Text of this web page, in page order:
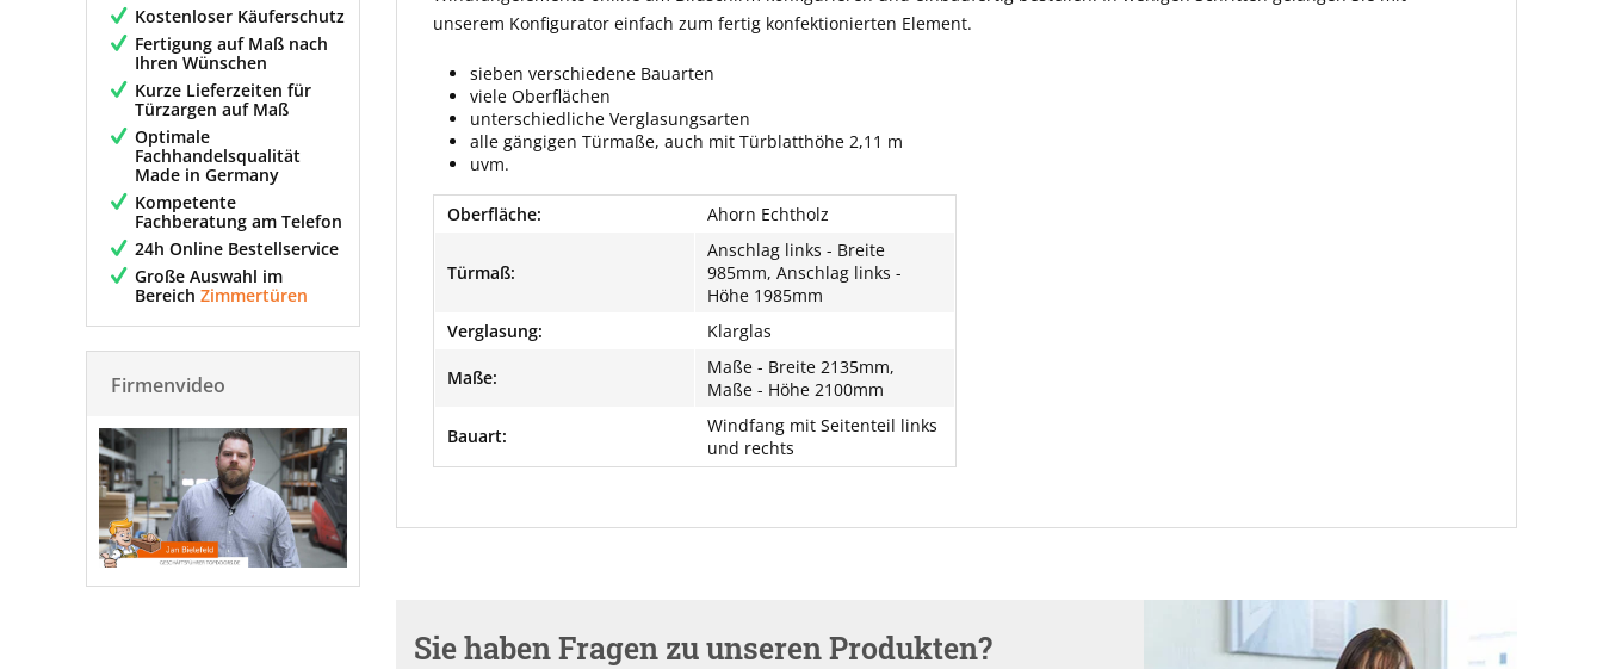
Kostenloser Käuferschutz
Fertigung auf Maß nach
Ihren Wünschen
Kurze Lieferzeiten für
Türzargen auf Maß
Optimale
Fachhandelsqualität
Made in Germany
Kompetente
Fachberatung am Telefon
24h Online Bestellservice
Große Auswahl im
Bereich Zimmertüren
Firmenvideo
unserem Konfigurator einfach zum fertig konfektionierten Element.
sieben verschiedene Bauarten
viele Oberflächen
unterschiedliche Verglasungsarten
alle gängigen Türmaße, auch mit Türblatthöhe 2,11 m
uvm.
Oberfläche: Ahorn Echtholz
Türmaß:
Anschlag links - Breite
985mm, Anschlag links -
Höhe 1985mm
Verglasung:
Klarglas
Maße:
Maße - Breite 2135mm,
Maße - Höhe 2100mm
Bauart:
Windfang mit Seitenteil links
und rechts
Sie haben Fragen zu unseren Produkten?